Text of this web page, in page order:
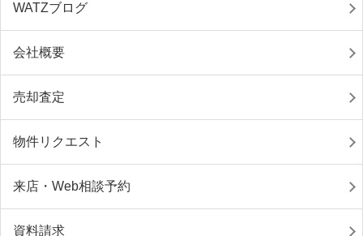
WATZブログ
会社概要
売却査定
物件リクエスト
来店・Web相談予約
資料請求